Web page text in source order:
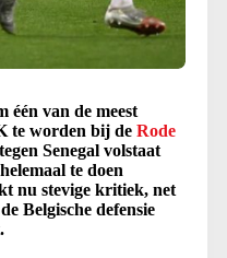
één van de meest
te worden bij de Rode
Senegal volstaat
te doen
nu stevige kritiek, net
Belgische defensie